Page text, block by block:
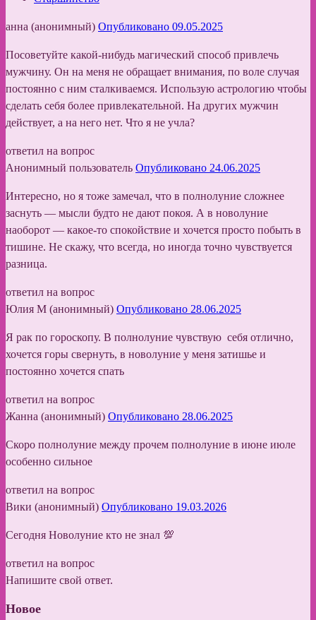
анна (анонимный) Опубликовано 09.05.2025
Посоветуйте какой-нибудь магический способ привлечь
мужчину. Он на меня не обращает внимания, по воле случая
постоянно с ним сталкиваемся. Использую астрологию чтобы
сделать себя более привлекательной. На других мужчин
действует, а на него нет. Что я не учла?
ответил на вопрос
Анонимный пользователь Опубликовано 24.06.2025
Интересно, но я тоже замечал, что в полнолуние сложнее
заснуть — мысли будто не дают покоя. А в новолуние
наоборот — какое-то спокойствие и хочется просто побыть в
тишине. Не скажу, что всегда, но иногда точно чувствуется
разница.
ответил на вопрос
Юлия М (анонимный) Опубликовано 28.06.2025
Я рак по гороскопу. В полнолуние чувствую себя отлично,
хочется горы свернуть, в новолуние у меня затишье и
постоянно хочется спать
ответил на вопрос
Жанна (анонимный) Опубликовано 28.06.2025
Скоро полнолуние между прочем полнолуние в июне июле
особенно сильное
ответил на вопрос
Вики (анонимный) Опубликовано 19.03.2026
Сегодня Новолуние кто не знал 💯
ответил на вопрос
Напишите свой ответ.
Новое